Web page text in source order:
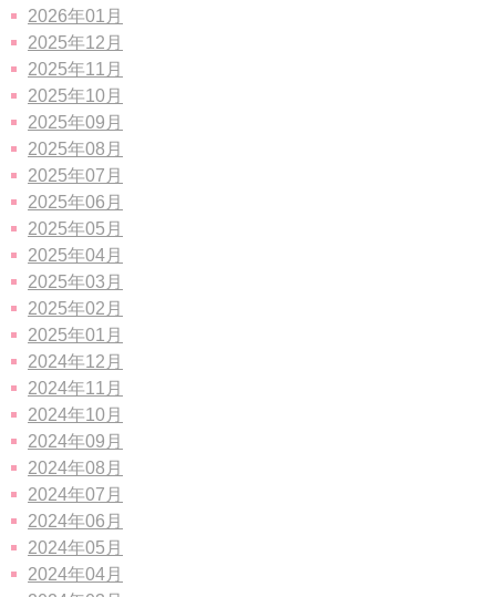
2026年01月
2025年12月
2025年11月
2025年10月
2025年09月
2025年08月
2025年07月
2025年06月
2025年05月
2025年04月
2025年03月
2025年02月
2025年01月
2024年12月
2024年11月
2024年10月
2024年09月
2024年08月
2024年07月
2024年06月
2024年05月
2024年04月